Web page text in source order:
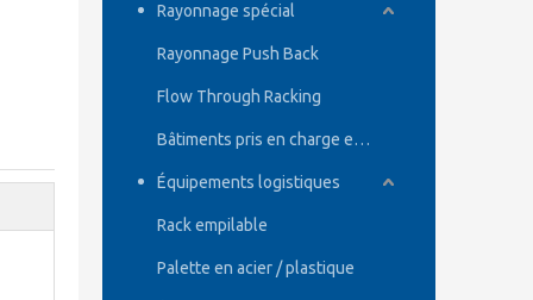
Rayonnage spécial
Rayonnage Push Back
Flow Through Racking
Bâtiments pris en charge en rack
Équipements logistiques
Rack empilable
Palette en acier / plastique